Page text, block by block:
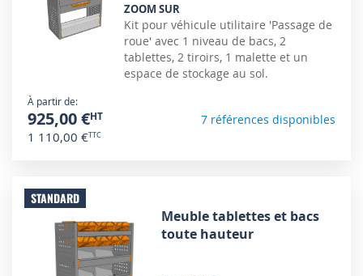
ZOOM SUR
Kit pour véhicule utilitaire 'Passage de
roue' avec 1 niveau de bacs, 2
tablettes, 2 tiroirs, 1 malette et un
espace de stockage au sol.
À partir de
925,00 €
1 110,00 €
7 références disponibles
STANDARD
Meuble tablettes et bacs
toute hauteur